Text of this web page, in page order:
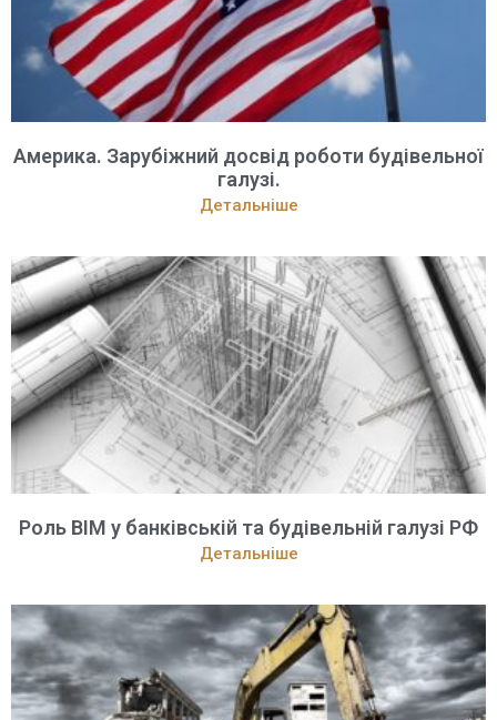
Америка. Зарубіжний досвід роботи будівельної
галузі.
Детальніше
Роль BIM у банківській та будівельній галузі РФ
Детальніше